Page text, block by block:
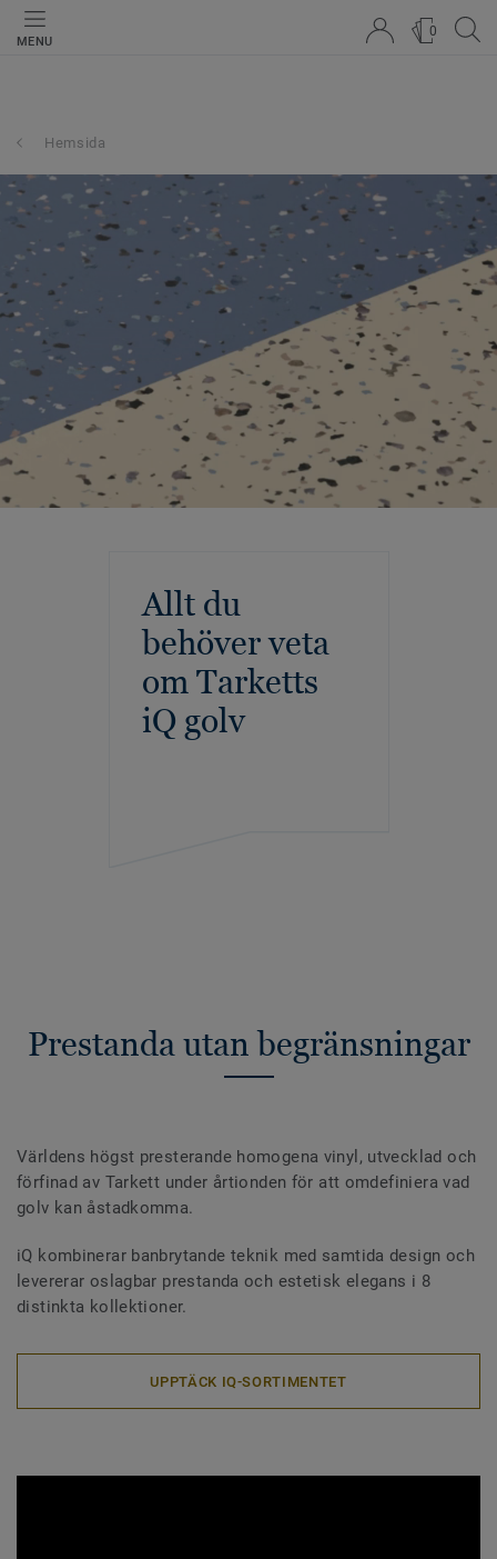
MENU
0
Hemsida
Allt du
behöver veta
om Tarketts
iQ golv
Prestanda utan begränsningar
Världens högst presterande homogena vinyl, utvecklad och
förfinad av Tarkett under årtionden för att omdefiniera vad
golv kan åstadkomma.
iQ kombinerar banbrytande teknik med samtida design och
levererar oslagbar prestanda och estetisk elegans i 8
distinkta kollektioner.
UPPTÄCK IQ-SORTIMENTET